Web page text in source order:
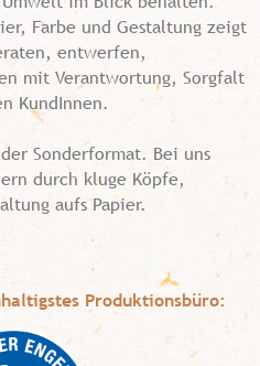
Farbe und Gestaltung zeigt
entwerfen,
mit Verantwortung, Sorgfalt
KundInnen.
Sonderformat. Bei uns
durch kluge Köpfe,
aufs Papier.
Produktionsbüro: